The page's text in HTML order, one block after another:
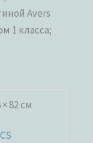
Avers
1 класса;
82 см